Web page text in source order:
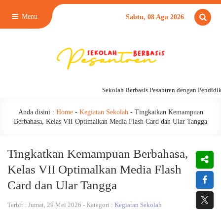
Menu Sabtu, 08 Agu 2026
Sekolah Berbasis Pesantren dengan
Anda disini : Home- Kegiatan Sekolah- Tingkatkan Kemampuan
Berbahasa, Kelas VII Optimalkan Media Flash Card dan Ular Tangga
Tingkatkan Kemampuan Berbahasa,
Kelas VII Optimalkan Media Flash
Card dan Ular Tangga
Terbit : Jumat, 29 Mei 2026 - Kategori : Kegiatan Sekolah